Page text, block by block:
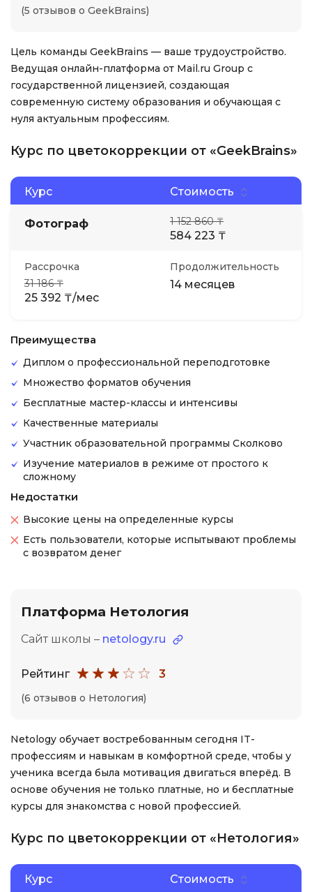
(5 отзывов о GeekBrains)
Цель команды GeekBrains — ваше трудоустройство.
Ведущая онлайн-платформа от Mail.ru Group с
государственной лицензией, создающая
современную систему образования и обучающая с
нуля актуальным профессиям.
Курс по цветокоррекции от «GeekBrains»
Курс Стоимость
Фотограф 1 152 860 ₸
584 223 ₸
Рассрочка
31 186 ₸
25 392 ₸/мес
Продолжительность
14 месяцев
Преимущества
Диплом о профессиональной переподготовке
Множество форматов обучения
Бесплатные мастер-классы и интенсивы
Качественные материалы
Участник образовательной программы Сколково
Изучение материалов в режиме от простого к
сложному
Недостатки
Высокие цены на определенные курсы
Есть пользователи, которые испытывают проблемы
с возвратом денег
Платформа Нетология
Сайт школы – netology.ru
Рейтинг 3
(6 отзывов о Нетология)
Netology обучает востребованным сегодня IT-
профессиям и навыкам в комфортной среде, чтобы у
ученика всегда была мотивация двигаться вперёд. В
основе обучения не только платные, но и бесплатные
курсы для знакомства с новой профессией.
Курс по цветокоррекции от «Нетология»
Курс Стоимость